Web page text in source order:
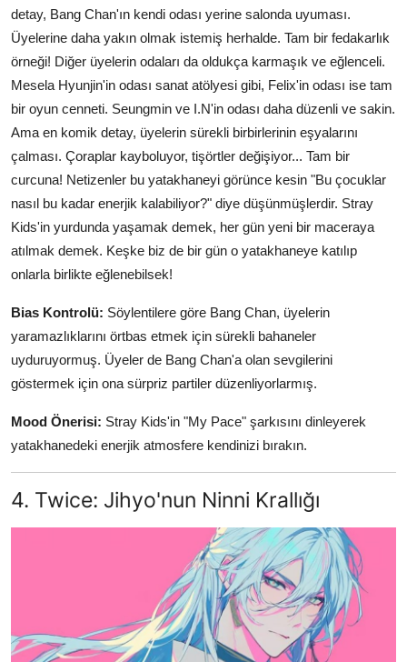
detay, Bang Chan'ın kendi odası yerine salonda uyuması.
Üyelerine daha yakın olmak istemiş herhalde. Tam bir fedakarlık
örneği! Diğer üyelerin odaları da oldukça karmaşık ve eğlenceli.
Mesela Hyunjin'in odası sanat atölyesi gibi, Felix'in odası ise tam
bir oyun cenneti. Seungmin ve I.N'in odası daha düzenli ve sakin.
Ama en komik detay, üyelerin sürekli birbirlerinin eşyalarını
çalması. Çoraplar kayboluyor, tişörtler değişiyor... Tam bir
curcuna! Netizenler bu yatakhaneyi görünce kesin "Bu çocuklar
nasıl bu kadar enerjik kalabiliyor?" diye düşünmüşlerdir. Stray
Kids'in yurdunda yaşamak demek, her gün yeni bir maceraya
atılmak demek. Keşke biz de bir gün o yatakhaneye katılıp
onlarla birlikte eğlenebilsek!
Bias Kontrolü: Söylentilere göre Bang Chan, üyelerin
yaramazlıklarını örtbas etmek için sürekli bahaneler
uyduruyormuş. Üyeler de Bang Chan'a olan sevgilerini
göstermek için ona sürpriz partiler düzenliyorlarmış.
Mood Önerisi: Stray Kids'in "My Pace" şarkısını dinleyerek
yatakhanedeki enerjik atmosfere kendinizi bırakın.
4. Twice: Jihyo'nun Ninni Krallığı